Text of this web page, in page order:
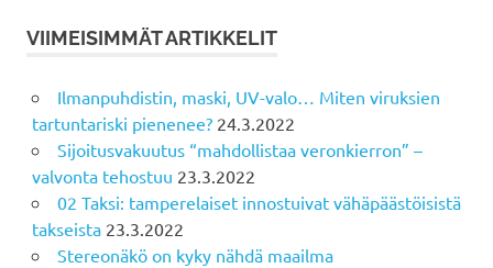
VIIMEISIMMÄT ARTIKKELIT
Ilmanpuhdistin, maski, UV-valo… Miten viruksien
tartuntariski pienenee? 24.3.2022
Sijoitusvakuutus “mahdollistaa veronkierron” –
valvonta tehostuu 23.3.2022
02 Taksi: tamperelaiset innostuivat vähäpäästöisistä
takseista 23.3.2022
Stereonäkö on kyky nähdä maailma